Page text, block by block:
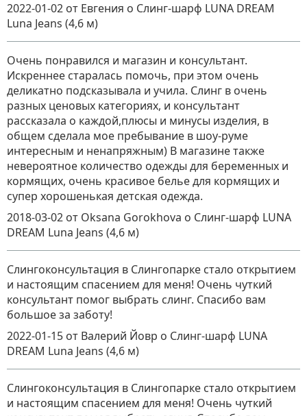
2022-01-02 от Евгения о Слинг-шарф LUNA DREAM
Luna Jeans (4,6 м)
Очень понравился и магазин и консультант.
Искреннее старалась помочь, при этом очень
деликатно подсказывала и учила. Слинг в очень
разных ценовых категориях, и консультант
рассказала о каждой,плюсы и минусы изделия, в
общем сделала мое пребывание в шоу-руме
интересным и ненапряжным) В магазине также
невероятное количество одежды для беременных и
кормящих, очень красивое белье для кормящих и
супер хорошенькая детская одежда.
2018-03-02 от Oksana Gorokhova о Слинг-шарф LUNA
DREAM Luna Jeans (4,6 м)
Слингоконсультация в Слингопарке стало открытием
и настоящим спасением для меня! Очень чуткий
консультант помог выбрать слинг. Спасибо вам
большое за заботу!
2022-01-15 от Валерий Йовр о Слинг-шарф LUNA
DREAM Luna Jeans (4,6 м)
Слингоконсультация в Слингопарке стало открытием
и настоящим спасением для меня! Очень чуткий